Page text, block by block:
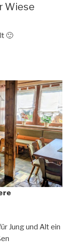
Wiese
🙂
Jung und Alt ein